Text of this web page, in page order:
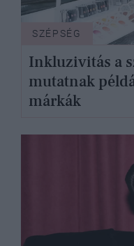
SZÉPSÉG
Inkluzivitás a
mutatnak
márkák